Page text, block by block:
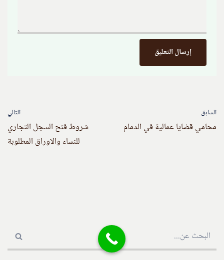
السابق
محامي قضايا عمالية في الدمام
التالي
شروط فتح السجل التجاري
للنساء والاوراق المطلوبة